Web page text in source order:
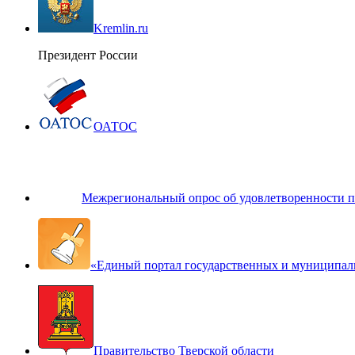
Kremlin.ru
Президент России
ОАТОС
Межрегиональный опрос об удовлетворенности
«Единый портал государственных и
Правительство Тверской области